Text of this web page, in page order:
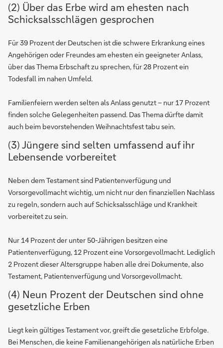
(2) Über das Erbe wird am ehesten nach
Schicksalsschlägen gesprochen
Für 39 Prozent der Deutschen ist die schwere Erkrankung eines
Angehörigen oder Freundes am ehesten ein geeigneter Anlass,
über das Thema Erbschaft zu sprechen, für 28 Prozent ein
Todesfall im nahen Umfeld.
Familienfeiern werden selten als Anlass genutzt – nur 17 Prozent
finden solche Gelegenheiten passend. Das Thema dürfte damit
auch beim bevorstehenden Weihnachtsfest tabu sein.
(3) Jüngere sind selten umfassend auf ihr
Lebensende vorbereitet
Neben dem Testament sind Patientenverfügung und
Vorsorgevollmacht wichtig, um nicht nur den finanziellen Nachlass
zu regeln, sondern auch auf Schicksalsschläge und Krankheit
vorbereitet zu sein.
Nur 14 Prozent der unter 50-Jährigen besitzen eine
Patientenverfügung, 12 Prozent eine Vorsorgevollmacht. Lediglich
2 Prozent dieser Altersgruppe haben alle drei Dokumente, also
Testament, Patientenverfügung und Vorsorgevollmacht.
(4) Neun Prozent der Deutschen sind ohne
gesetzliche Erben
Liegt kein gültiges Testament vor, greift die gesetzliche Erbfolge.
Bei Menschen, die keine Familienangehörigen als natürliche Erben